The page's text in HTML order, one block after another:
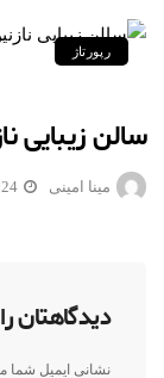
رپورتاژ
سالن زیبایی
مینا امینی
دیدگاهتان
نشانی ایمیل شما